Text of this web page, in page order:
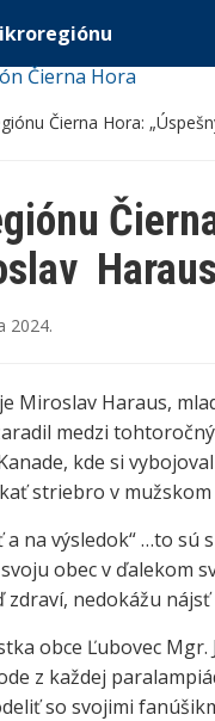
Čierna Hora:
2024.
Miroslav Haraus,
medzi
kde si
striebro v
a na výsledok“ …to
obec v ďalekom
nedokážu
obce Ľubovec
z každej
so svojimi